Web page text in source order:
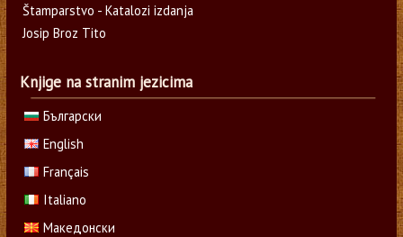
Štamparstvo - Katalozi izdanja
Josip Broz Tito
Knjige na stranim jezicima
Български
English
Français
Italiano
Македонски